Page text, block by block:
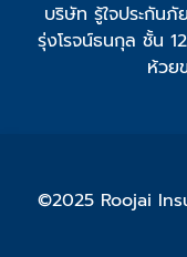
บริษัท รู้ใจประกัน
รุ่งโรจน์ธนกุล ชั้น
ห้วย
©2025 Roojai